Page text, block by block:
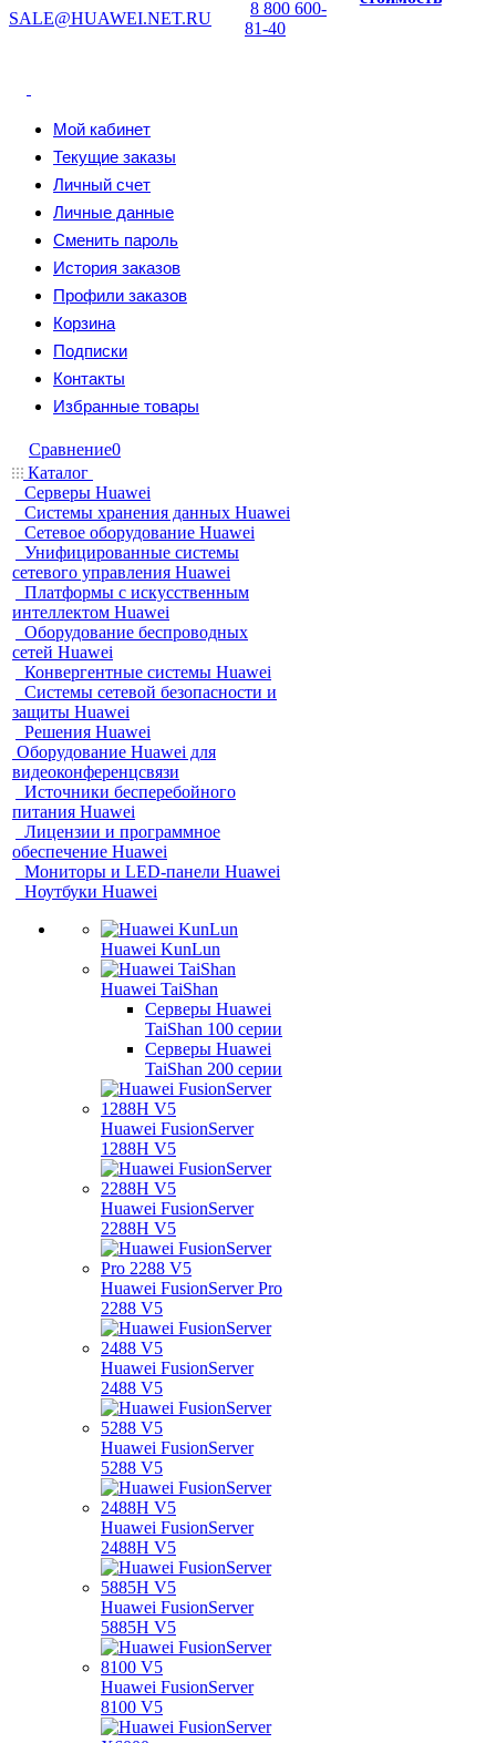
SALE@HUAWEI.NET.RU
8 800 600-
81-40
Мой кабинет
Текущие заказы
Личный счет
Личные данные
Сменить пароль
История заказов
Профили заказов
Корзина
Подписки
Контакты
Избранные товары
Сравнение0
Каталог
Серверы Huawei
Системы хранения данных Huawei
Сетевое оборудование Huawei
Унифицированные системы
сетевого управления Huawei
Платформы с искусственным
интеллектом Huawei
Оборудование беспроводных
сетей Huawei
Конвергентные системы Huawei
Системы сетевой безопасности и
защиты Huawei
Решения Huawei
Оборудование Huawei для
видеоконференцсвязи
Источники бесперебойного
питания Huawei
Лицензии и программное
обеспечение Huawei
Мониторы и LED-панели Huawei
Ноутбуки Huawei
Huawei KunLun
Huawei TaiShan
Серверы Huawei
TaiShan 100 серии
Серверы Huawei
TaiShan 200 серии
Huawei FusionServer
1288H V5
Huawei FusionServer
2288H V5
Huawei FusionServer Pro
2288 V5
Huawei FusionServer
2488 V5
Huawei FusionServer
5288 V5
Huawei FusionServer
2488H V5
Huawei FusionServer
5885H V5
Huawei FusionServer
8100 V5